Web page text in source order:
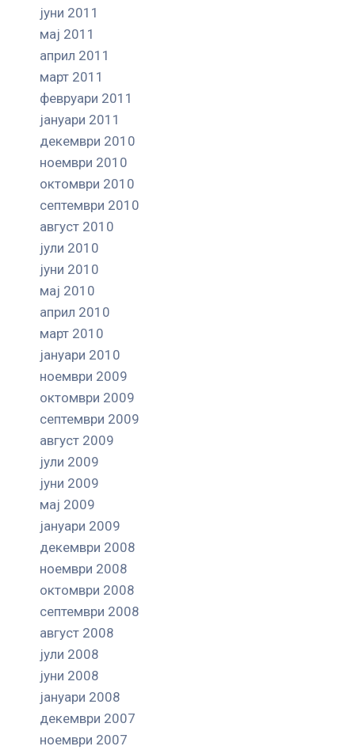
јуни 2011
мај 2011
април 2011
март 2011
февруари 2011
јануари 2011
декември 2010
ноември 2010
октомври 2010
септември 2010
август 2010
јули 2010
јуни 2010
мај 2010
април 2010
март 2010
јануари 2010
ноември 2009
октомври 2009
септември 2009
август 2009
јули 2009
јуни 2009
мај 2009
јануари 2009
декември 2008
ноември 2008
октомври 2008
септември 2008
август 2008
јули 2008
јуни 2008
јануари 2008
декември 2007
ноември 2007